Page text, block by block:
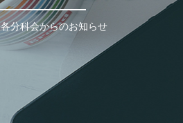
各分科会からのお知らせ